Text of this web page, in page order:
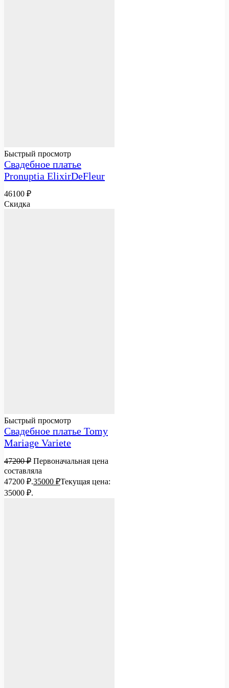
Быстрый просмотр
Свадебное платье
Pronuptia ElixirDeFleur
46100 ₽
Скидка
Быстрый просмотр
Свадебное платье Tomy
Mariage Variete
47200₽ Первоначальная цена
составляла
47200 ₽.35000 ₽Текущая цена:
35000 ₽.